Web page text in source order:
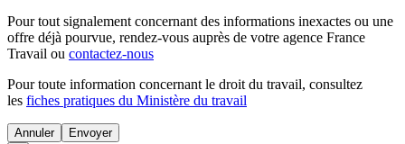
Pour tout signalement concernant des informations inexactes ou une
offre déjà pourvue, rendez-vous auprès de votre agence France
Travail ou contactez-nous
Pour toute information concernant le droit du travail, consultez
les fiches pratiques du Ministère du travail
Annuler